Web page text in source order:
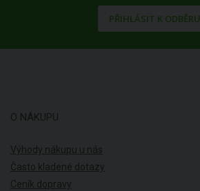
PŘIHLÁSIT K ODBĚRU
O NÁKUPU
Výhody nákupu u nás
Často kladené dotazy
Ceník dopravy